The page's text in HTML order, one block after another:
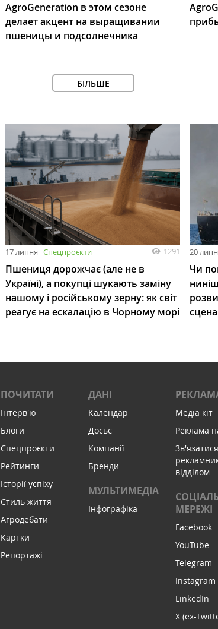
AgroGeneration в этом сезоне
делает акцент на выращивании
пшеницы и подсолнечника
БІЛЬШЕ
17 липня Спецпроєкти 1291
Пшениця дорожчає (але не в
Україні), а покупці шукають заміну
нашому і російському зерну: як світ
реагує на ескалацію в Чорному морі
20
Чи
ПОЧИТАТИ
Інтервʼю
Блоги
Спецпроєкти
Рейтинги
Історії успіху
Стиль життя
Агродебати
Картки
Репортажі
ДАНІ
Календар
Досьє
Компанії
Бренди
МУЛЬТИМЕДІА
Інфографіка
Медіа кіт
Реклама
відділом
МЕРЕЖІ
Facebook
YouTube
Telegram
Instagram
LinkedIn
X (ex-